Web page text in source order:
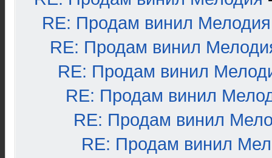
RE: Продам винил Мелодия
RE: Продам винил
RE: Продам винил
RE: Продам винил
RE: Продам винил
RE: Продам винил